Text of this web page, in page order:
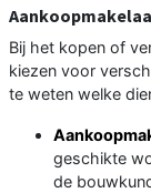
Bij het kopen of
kiezen voor
te weten welke
geschikte
de